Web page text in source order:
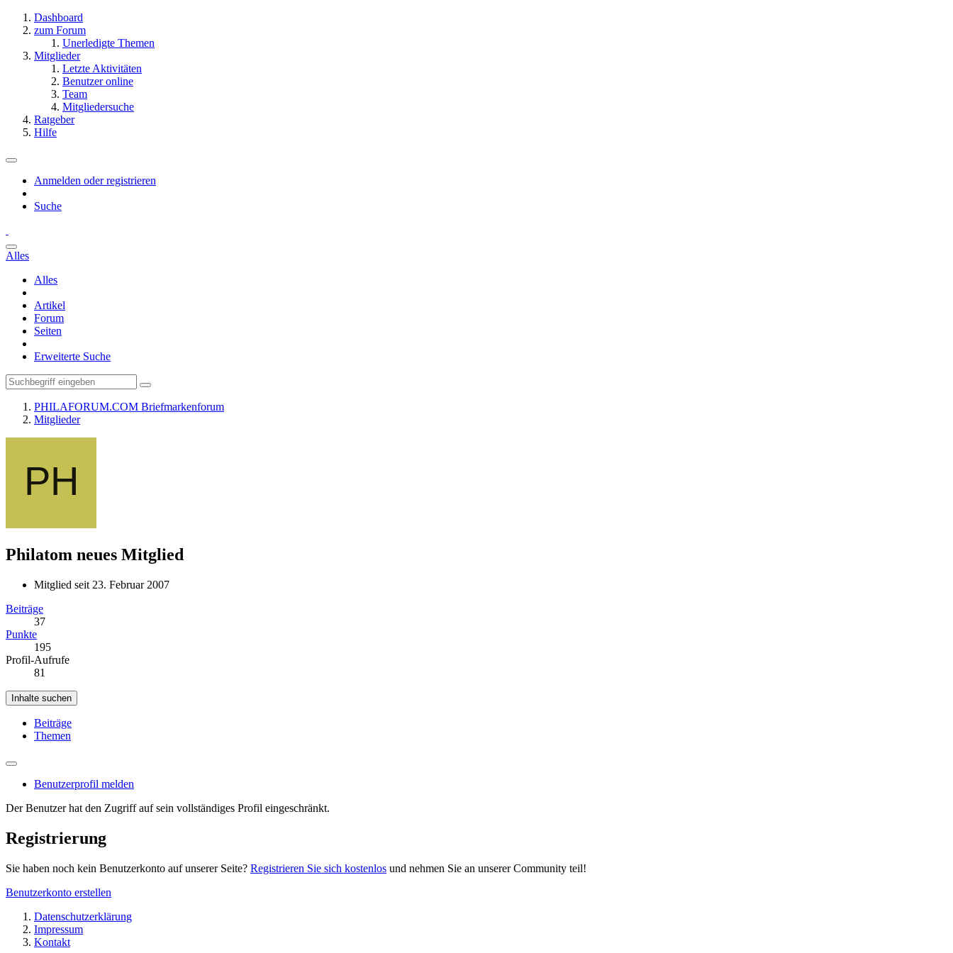
Dashboard
zum Forum
Unerledigte Themen
Mitglieder
Letzte Aktivitäten
Benutzer online
Team
Mitgliedersuche
Ratgeber
Hilfe
Anmelden oder registrieren
Suche
Alles
Alles
Artikel
Forum
Seiten
Erweiterte Suche
PHILAFORUM.COM Briefmarkenforum
Mitglieder
Philatom neues Mitglied
Mitglied seit 23. Februar 2007
Beiträge
37
Punkte
195
Profil-Aufrufe
81
Inhalte suchen
Beiträge
Themen
Benutzerprofil melden
Der Benutzer hat den Zugriff auf sein vollständiges Profil eingeschränkt.
Registrierung
Sie haben noch kein Benutzerkonto auf unserer Seite? Registrieren Sie sich kostenlos und nehmen Sie an unserer Community teil!
Benutzerkonto erstellen
Datenschutzerklärung
Impressum
Kontakt